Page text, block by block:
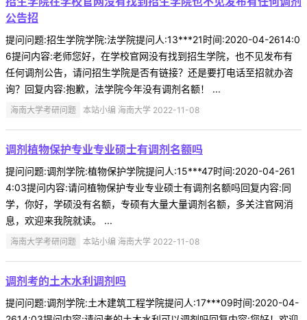
公告招
提问问题:招生学院学院:法学院提问人:13***21时间:2020-04-2614:0
6提问内容:老师您好，在学校官网没有找到招生学院，也不见发布有
任何调剂公告，请问招生学院是否有链接？还是要打电话至招就办咨
询？回复内容:抱歉，法学院今年没有调剂名额！ ...
海南大学考研问题 本站小编 海南大学 2022-11-08
调剂植物保护专业专业硕士有调剂名额吗
提问问题:调剂学院:植物保护学院提问人:15***47时间:2020-04-261
4:03提问内容:请问植物保护专业专业硕士有调剂名额吗回复内容:同
学，你好，学硕没有名额，专硕有大量大量调剂名额，多关注官网消
息，欢迎来我院就读。 ...
海南大学考研问题 本站小编 海南大学 2022-11-08
调剂考的土木水利调剂吗
提问问题:调剂学院:土木建筑工程学院提问人:17***09时间:2020-04-